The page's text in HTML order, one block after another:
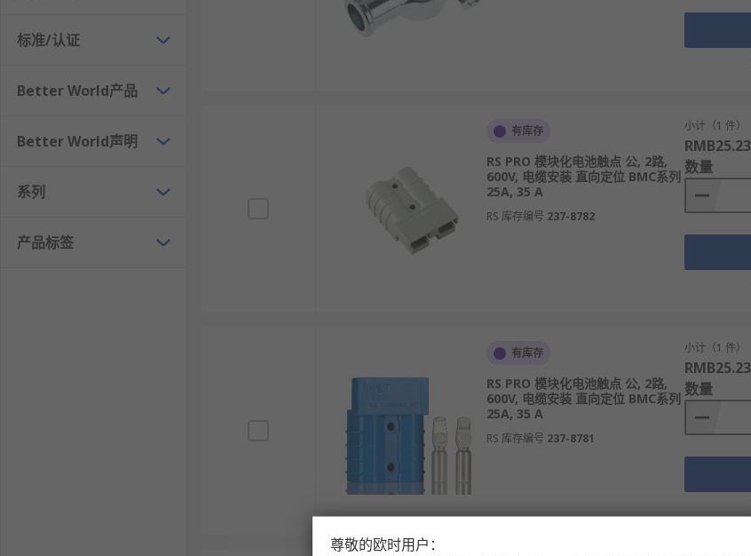
标准/认证
Better World产品
Better World声明
系列
产品标签
有库存
RS PRO 模块化电池触点 公, 2路,
600V, 电缆安装 直向定位 BMC系列
25A, 35 A
RS 库存编号 237-8782
小计（1 件）
RMB25.23
数量
有库存
RS PRO 模块化电池触点 公, 2路,
600V, 电缆安装 直向定位 BMC系列
25A, 35 A
RS 库存编号 237-8781
小计（1 件）
RMB25.23
数量
尊敬的欧时用户：